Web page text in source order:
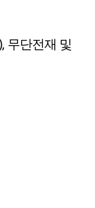
무단전재 및